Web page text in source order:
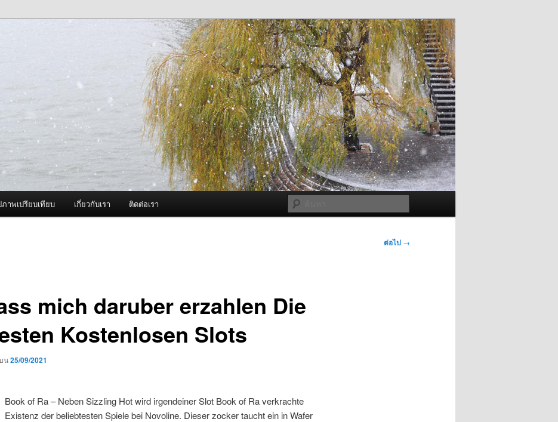
งพ่นหมอกควัน Best Fogger /
และ อะไหล่
าพเปรียบเทียบ เกี่ยวกับเรา ติดต่อเรา
ต่อไป →
mich daruber erzahlen Die
Kostenlosen Slots
น25/09/2021
Book of Ra – Neben Sizzling Hot wird irgendeiner Slot Book of Ra verkrachte
Existenz der beliebtesten Spiele bei Novoline. Dieser zocker taucht ein in Wafer